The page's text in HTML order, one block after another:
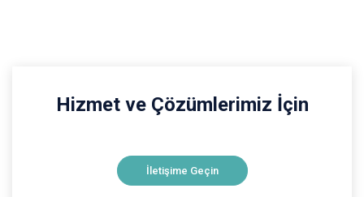
Hizmet ve Çözümlerimiz İçin
İletişime Geçin